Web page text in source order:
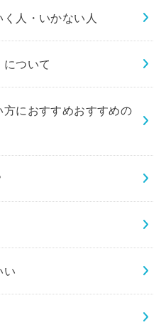
人・いかない人
について
におすすめおすすめの
い